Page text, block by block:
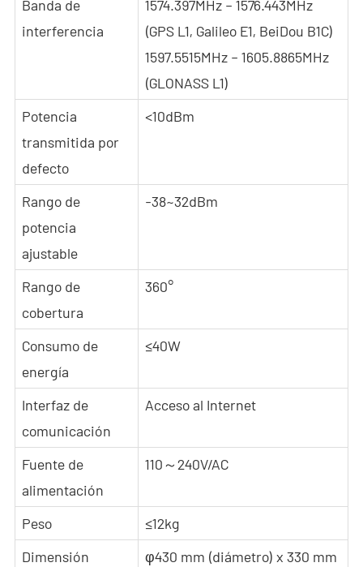
Banda de
interferencia
1574.397MHz – 1576.443MHz
(GPS L1, Galileo E1, BeiDou B1C)
1597.5515MHz – 1605.8865MHz
(GLONASS L1)
Potencia
transmitida por
defecto
<10dBm
Rango de
potencia
ajustable
-38~32dBm
Rango de
cobertura
360°
Consumo de
energía
≤40W
Interfaz de
comunicación
Acceso al Internet
Fuente de
alimentación
110～240V/AC
Peso
≤12kg
Dimensión
φ430 mm (diámetro) x 330 mm